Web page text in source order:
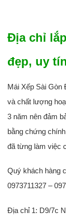
Địa chỉ
đẹp, uy
Mái Xếp Sài Gòn
và chất lượng
3 năm nên đảm
bằng chứng
đã từng làm việc
Quý khách hàng
0973711327 –
Địa chỉ 1: D9/7c